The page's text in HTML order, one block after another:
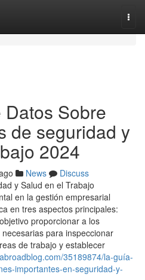
Sobre
de seguridad y
2024
News
Discuss
y Salud en el Trabajo
en la gestión empresarial
en tres aspectos principales:
proporcionar a los
para inspeccionar
de trabajo y establecer
35189874/la-guía-
importantes-en-seguridad-y-